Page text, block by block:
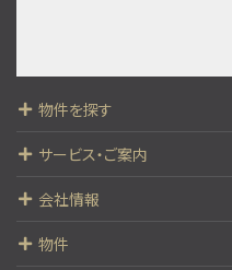
物件を探す
サービス・ご案内
会社情報
物件